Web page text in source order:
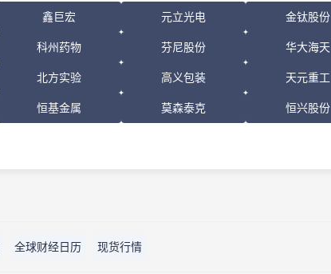
鑫巨宏 元立光电 金钛股份
科州药物 芬尼股份 华大海天
北方实验 高义包装 天元重工
恒基金属 莫森泰克 恒兴股份
全球财经日历 现货行情